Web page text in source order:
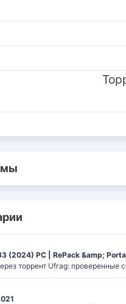
(2024) РС | RePack &amp;
торрент Ufrag: проверенные